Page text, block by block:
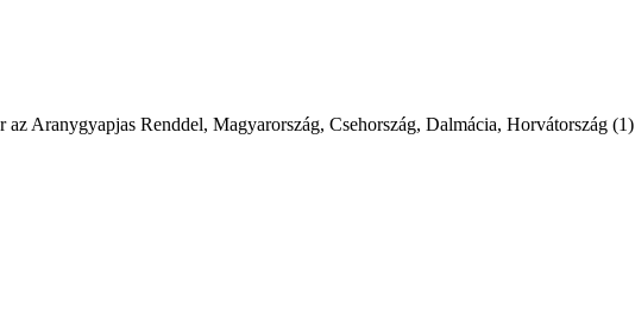
Aranygyapjas Renddel, Magyarország, Csehország, Dalmácia, Horvátország (1)